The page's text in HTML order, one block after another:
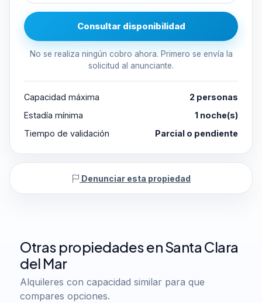
Consultar disponibilidad
No se realiza ningún cobro ahora. Primero se envía la
solicitud al anunciante.
Capacidad máxima
2 personas
Estadía mínima
1 noche(s)
Tiempo de validación
Parcial o pendiente
Denunciar esta propiedad
Otras propiedades en Santa Clara
del Mar
Alquileres con capacidad similar para que
compares opciones.